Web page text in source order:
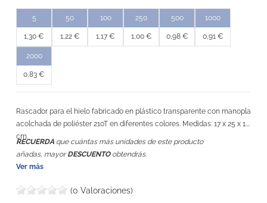
5
1,30 €
50
1,22 €
100
1,17 €
250
1,00 €
500
0,98 €
1000
0,91 €
2000
0,83 €
Rascador para el hielo fabricado en plástico transparente con manopla
acolchada de poliéster 210T en diferentes colores. Medidas: 17 x 25 x 1.5
cm.
RECUERDA que cuántas más unidades de este producto
añadas, mayorDESCUENTOobtendrás.
Ver más
(0 Valoraciones)